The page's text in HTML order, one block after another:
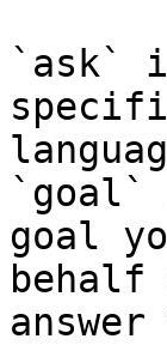
`ask`
`goal`
goal